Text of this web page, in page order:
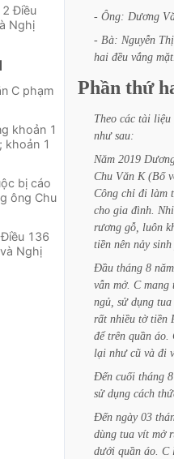
2 Điều
Nghị
C phạm
khoản 1
khoản 1
bị cáo
ông Chu
136
Nghị
- Ông: Dương
- Bà: Nguyễn Thị
hai đều vắng mặt.
Phần thứ
Theo các tài liệu
như sau:
Năm 2019
Chu Văn K (Bố
Công chỉ đi làm
cho gia đình.
rương gỗ, luôn
tiền nên nảy sinh
Đầu tháng 8 năm
vẫn mở. C mang
ngủ, sử dụng tua
rất nhiều tờ tiền
để trên quần áo.
lại như cũ và đi
Đến cuối tháng 8
sử dụng cách
Đến ngày 03
dùng tua vít mở
dưới quần áo. C